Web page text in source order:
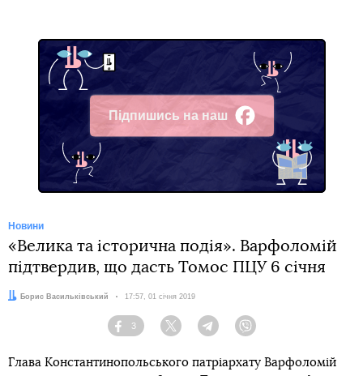
Підпишись на наш
Facebook
Новини
«Велика та історична подія». Варфоломій
підтвердив, що дасть Томос ПЦУ 6 січня
Автор:Борис Васильківський Дата:
17:57, 01 січня 2019
Facebook
3
Twitter TelegramViber
Глава Константинопольського патріархату Варфоломій